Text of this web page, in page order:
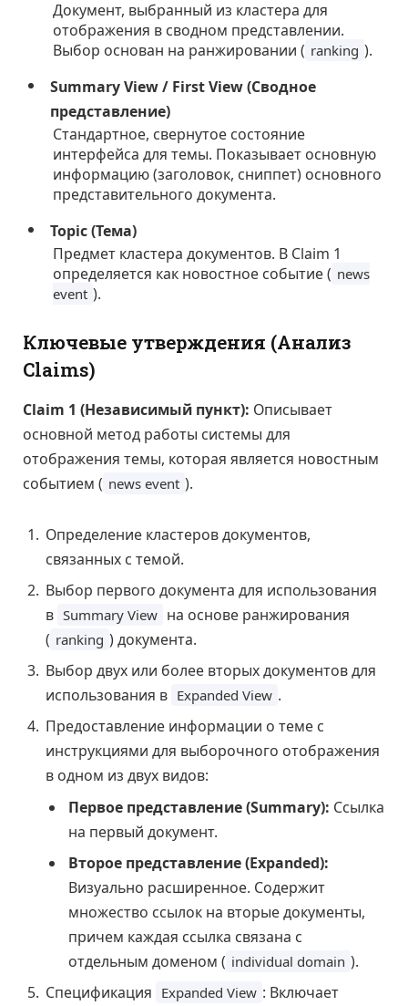
Документ, выбранный из кластера для
отображения в сводном представлении.
Выбор основан на ранжировании ( ranking ).
Summary View / First View (Сводное
представление)
Стандартное, свернутое состояние
интерфейса для темы. Показывает основную
информацию (заголовок, сниппет) основного
представительного документа.
Topic (Тема)
Предмет кластера документов. В Claim 1
определяется как новостное событие ( news
event ).
Ключевые утверждения (Анализ
Claims)
Claim 1 (Независимый пункт): Описывает
основной метод работы системы для
отображения темы, которая является новостным
событием ( news event ).
Определение кластеров документов,
связанных с темой.
Выбор первого документа для использования
в Summary View на основе ранжирования
( ranking ) документа.
Выбор двух или более вторых документов для
использования в Expanded View .
Предоставление информации о теме с
инструкциями для выборочного отображения
в одном из двух видов:
Первое представление (Summary): Ссылка
на первый документ.
Второе представление (Expanded):
Визуально расширенное. Содержит
множество ссылок на вторые документы,
причем каждая ссылка связана с
отдельным доменом ( individual domain ).
Спецификация Expanded View : Включает